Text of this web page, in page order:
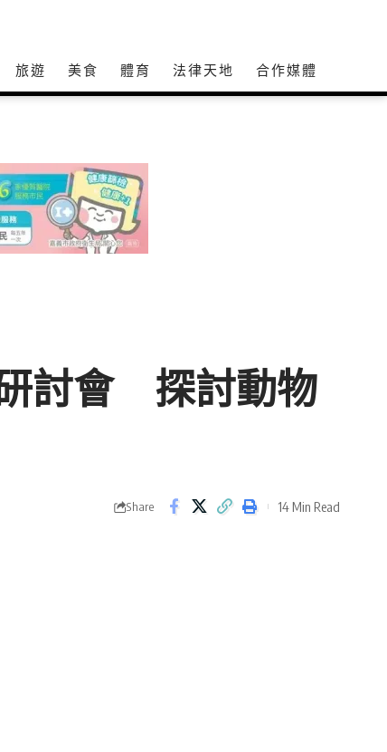
旅遊 美食 體育 法律天地 合作媒體
討會 探討動物
Share 14 Min Read